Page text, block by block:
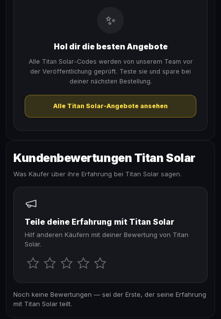
✨
Hol dir die besten Angebote
Alle Titan Solar-Codes werden von unserem Team vor
der Veröffentlichung geprüft. Teste sie und spare bei
deiner nächsten Bestellung.
Alle Titan Solar-Angebote ansehen
Kundenbewertungen Titan Solar
Was Käufer über ihre Erfahrung bei Titan Solar sagen.
Teile deine Erfahrung mit Titan Solar
Hilf anderen Käufern mit deiner Bewertung von Titan
Solar.
Noch keine Bewertungen — sei der Erste, der seine Erfahrung
mit Titan Solar teilt.